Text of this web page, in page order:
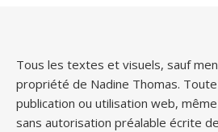
Tous les textes et visuels, sauf
propriété de Nadine Thomas.
publication ou utilisation web,
sans autorisation préalable écrite